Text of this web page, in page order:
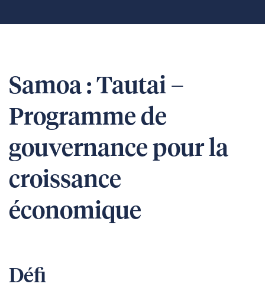
Samoa : Tautai –
Programme de
gouvernance pour la
croissance
économique
Défi